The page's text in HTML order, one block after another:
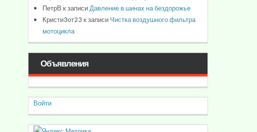
ПетрВ к записиДавление в шинах на бездорожье
Кристи3от23 к записиЧистка воздушного фильтра
мотоцикла
Объявления
Войти